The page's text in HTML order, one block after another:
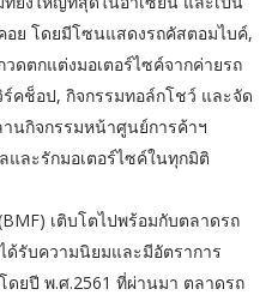
อย โดยมีโซนแสดงรถคัสตอมไบค์,
ดตกแต่งมอเตอร์ไซค์จากค่ายรถ
คช็อป, กิจกรรมทอล์กโชว์ และจัด
นกิจกรรมหน้าศูนย์การค้าฯ
และรักมอเตอร์ไซค์ในทุกมิติ
เติบโตไปพร้อมกับตลาดรถ
รับความนิยมและมีอัตราการ
ดยปี พ.ศ.2561 ที่ผ่านมา ตลาดรถ